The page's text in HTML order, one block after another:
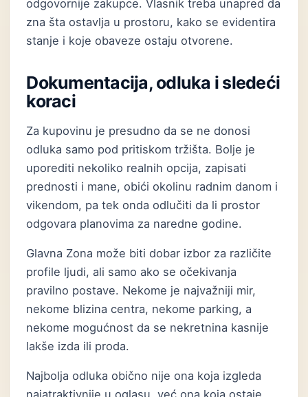
odgovornije zakupce. Vlasnik treba unapred da
zna šta ostavlja u prostoru, kako se evidentira
stanje i koje obaveze ostaju otvorene.
Dokumentacija, odluka i sledeći
koraci
Za kupovinu je presudno da se ne donosi
odluka samo pod pritiskom tržišta. Bolje je
uporediti nekoliko realnih opcija, zapisati
prednosti i mane, obići okolinu radnim danom i
vikendom, pa tek onda odlučiti da li prostor
odgovara planovima za naredne godine.
Glavna Zona može biti dobar izbor za različite
profile ljudi, ali samo ako se očekivanja
pravilno postave. Nekome je najvažniji mir,
nekome blizina centra, nekome parking, a
nekome mogućnost da se nekretnina kasnije
lakše izda ili proda.
Najbolja odluka obično nije ona koja izgleda
najatraktivnije u oglasu, već ona koja ostaje